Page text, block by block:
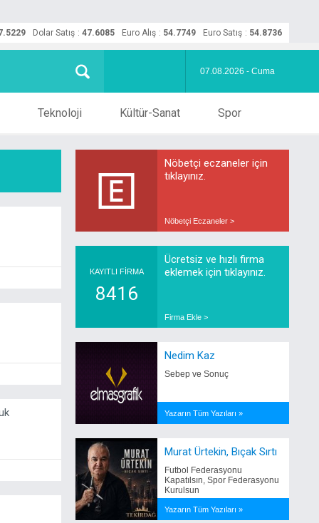
Dolar Satış : 47.6085 Euro Alış : 54.7749 Euro Satış : 54.8736
07.08.2026 - Cuma
Teknoloji Kültür-Sanat Spor
Nöbetçi eczaneler için
tıklayınız.
Nöbetçi Eczaneler >
KAYITLI FİRMA
8416
Ücretsiz ve hızlı firma
eklemek için tıklayınız.
Firma Ekle >
Nedim Kaz
Sebep ve Sonuç
Yazarın Tüm Yazıları »
Murat Ürtekin, Bıçak Sırtı
Futbol Federasyonu
Kapatılsın, Spor Federasyonu
Kurulsun
Yazarın Tüm Yazıları »